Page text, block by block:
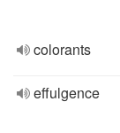
colorants
effulgence